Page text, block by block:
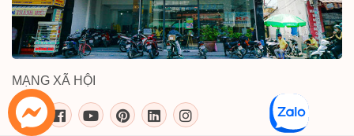
MẠNG XÃ HỘI
inkythuatso.com trên các mạng xã